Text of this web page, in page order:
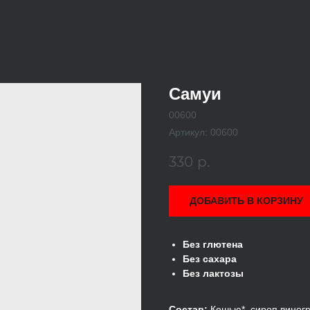
Самуи
00600
Артикул: 00600
330 р.
ДОБАВИТЬ В КОРЗИНУ
Без глютена
Без сахара
Без лактозы